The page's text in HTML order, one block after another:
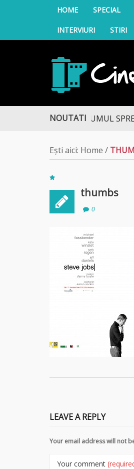
HOME SPECIAL
INTERVIURI STIRI
NOUTATI
DRUMUL SPRE
Ești aici: Home /
thumbs
0
LEAVE A REPLY
Your email address will not
Your comment